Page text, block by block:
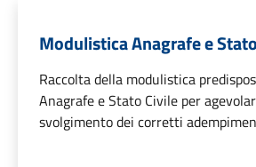
Modulistica Anagrafe e
Raccolta della modulistica
Anagrafe e Stato Civile per
svolgimento dei corretti